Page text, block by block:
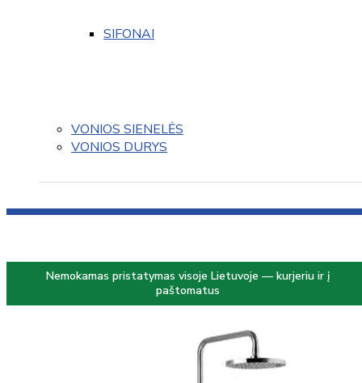
SIFONAI
VONIOS SIENELĖS
VONIOS DURYS
Nemokamas pristatymas visoje Lietuvoje — kurjeriu ir į
paštomatus